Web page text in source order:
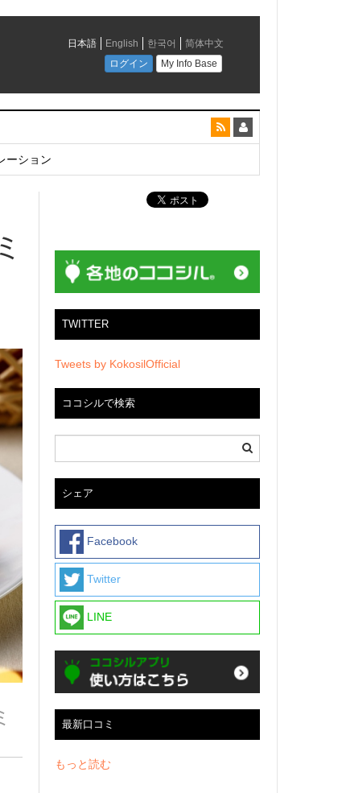
ーション
TWITTER
Tweets by KokosilOfficial
ココシルで検索
シェア
Facebook
Twitter
LINE
最新口コミ
もっと読む